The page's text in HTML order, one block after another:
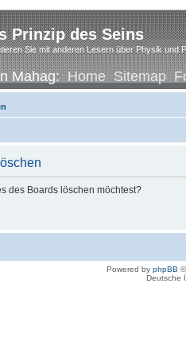
Prinzip des Seins
Sie mit anderen Lesern über Physik und
Mahag:Home Sitemap
des Boards löschen möchtest?
Powered by phpBB
Deutsche